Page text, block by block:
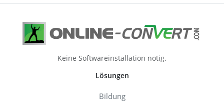
Keine Softwareinstallation nötig.
Lösungen
Bildung